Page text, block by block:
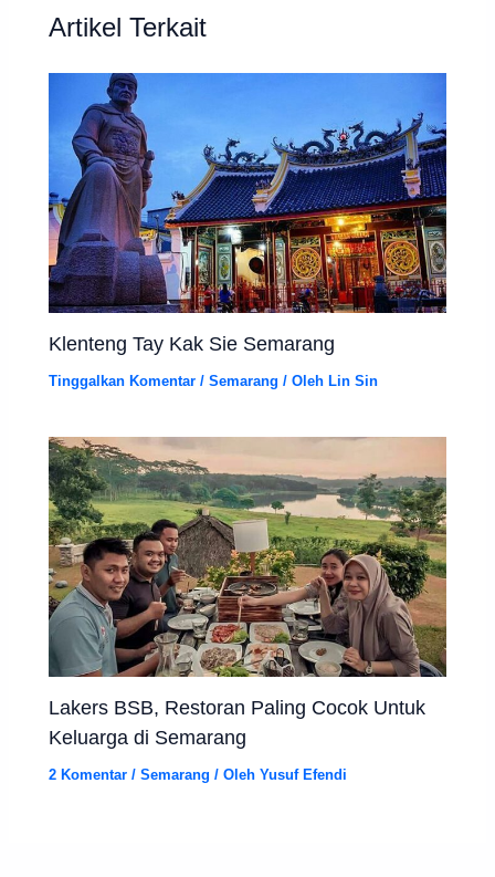
Artikel Terkait
Klenteng Tay Kak Sie Semarang
Tinggalkan Komentar /Semarang / Oleh Lin Sin
Lakers BSB, Restoran Paling Cocok Untuk
Keluarga di Semarang
2 Komentar /Semarang / OlehYusuf Efendi